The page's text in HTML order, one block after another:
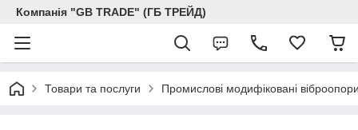
Компанія "GB TRADE" (ГБ ТРЕЙД)
Товари та послуги Промислові модифіковані